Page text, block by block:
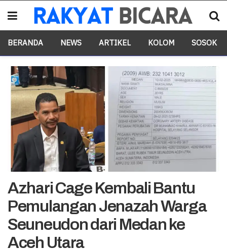
BERANDA NEWS ARTIKEL KOLOM SOSOK
Azhari Cage Kembali Bantu
Pemulangan Jenazah Warga
Seuneudon dari Medan ke
Aceh Utara